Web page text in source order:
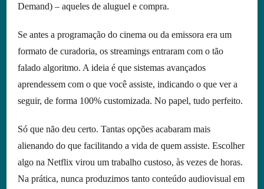
Demand) – aqueles de aluguel e compra.
Se antes a programação do cinema ou da emissora era um
formato de curadoria, os streamings entraram com o tão
falado algoritmo. A ideia é que sistemas avançados
aprendessem com o que você assiste, indicando o que ver a
seguir, de forma 100% customizada. No papel, tudo perfeito.
Só que não deu certo. Tantas opções acabaram mais
alienando do que facilitando a vida de quem assiste. Escolher
algo na Netflix virou um trabalho custoso, às vezes de horas.
Na prática, nunca produzimos tanto conteúdo audiovisual em